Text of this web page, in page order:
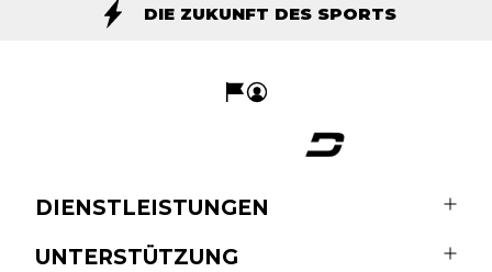
DIE ZUKUNFT DES SPORTS
DIENSTLEISTUNGEN
UNTERSTÜTZUNG